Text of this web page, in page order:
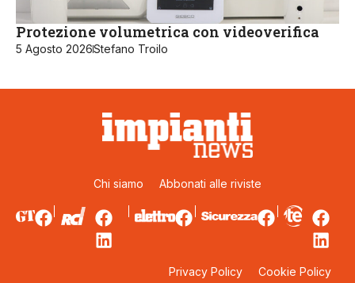
Protezione volumetrica con videoverifica
5 Agosto 2026Stefano Troilo
Chi siamo Abbonati alle riviste
Privacy Policy Cookie Policy